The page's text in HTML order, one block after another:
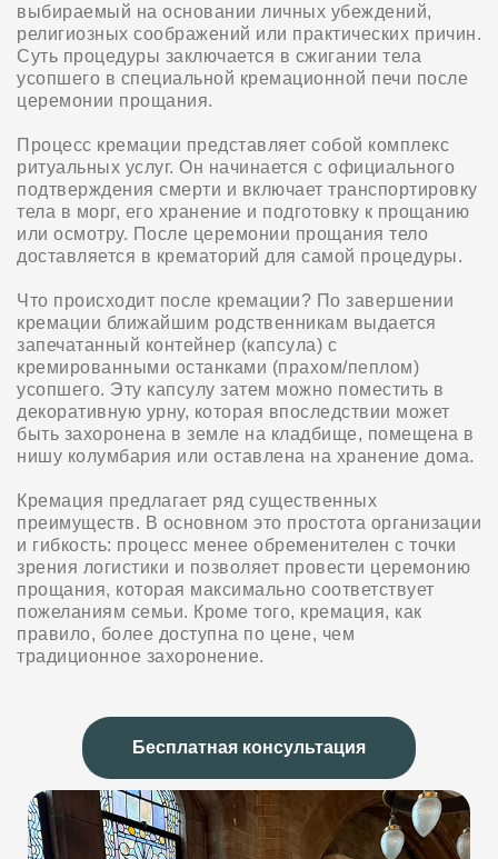
выбираемый на основании личных убеждений,
религиозных соображений или практических причин.
Суть процедуры заключается в сжигании тела
усопшего в специальной кремационной печи после
церемонии прощания.
Процесс кремации представляет собой комплекс
ритуальных услуг. Он начинается с официального
подтверждения смерти и включает транспортировку
тела в морг, его хранение и подготовку к прощанию
или осмотру. После церемонии прощания тело
доставляется в крематорий для самой процедуры.
Что происходит после кремации? По завершении
кремации ближайшим родственникам выдается
запечатанный контейнер (капсула) с
кремированными останками (прахом/пеплом)
усопшего. Эту капсулу затем можно поместить в
декоративную урну, которая впоследствии может
быть захоронена в земле на кладбище, помещена в
нишу колумбария или оставлена на хранение дома.
Кремация предлагает ряд существенных
преимуществ. В основном это простота организации
и гибкость: процесс менее обременителен с точки
зрения логистики и позволяет провести церемонию
прощания, которая максимально соответствует
пожеланиям семьи. Кроме того, кремация, как
правило, более доступна по цене, чем
традиционное захоронение.
Бесплатная консультация